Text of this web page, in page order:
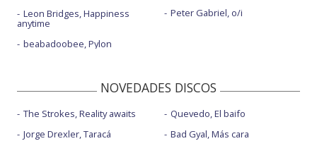
Leon Bridges, Happiness
anytime
beabadoobee, Pylon
Peter Gabriel, o/i
NOVEDADES DISCOS
The Strokes, Reality awaits
Jorge Drexler, Taracá
Quevedo, El baifo
Bad Gyal, Más cara